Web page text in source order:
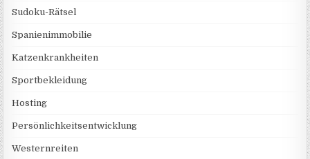
Sudoku-Rätsel
Spanienimmobilie
Katzenkrankheiten
Sportbekleidung
Hosting
Persönlichkeitsentwicklung
Westernreiten